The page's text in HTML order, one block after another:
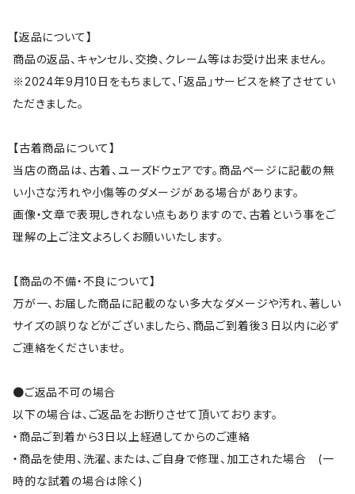
【返品について】
商品の返品、キャンセル、交換、クレーム等はお受け出来ません。
※2024年9月10日をもちまして、「返品」サービスを終了させてい
ただきました。
【古着商品について】
当店の商品は、古着、ユーズドウェアです。商品ページに記載の無
い小さな汚れや小傷等のダメージがある場合があります。
画像・文章で表現しきれない点もありますので、古着という事をご
理解の上ご注文よろしくお願いいたします。
【商品の不備・不良について】
万が一、お届した商品に記載のない多大なダメージや汚れ、著しい
サイズの誤りなどがございましたら、商品ご到着後３日以内に必ず
ご連絡をくださいませ。
●ご返品不可の場合
以下の場合は、ご返品をお断りさせて頂いております。
・商品ご到着から3日以上経過してからのご連絡
・商品を使用、洗濯、または、ご自身で修理、加工された場合 (一
時的な試着の場合は除く)